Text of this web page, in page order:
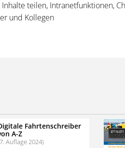
Inhalte teilen, Intranetfunktionen,
und Kollegen
Profipaket im
Fahrtenschreiber
A-Z
Auflage 2024)